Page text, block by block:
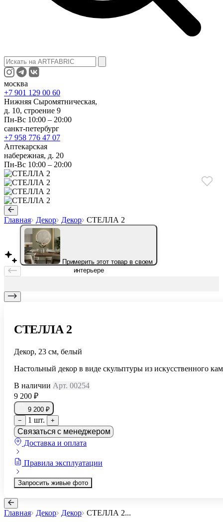
москва
+7 901 129 00 60
Нижняя Сыромятническая,
д. 10, строение 9
Пн-Вс 10:00 – 20:00
санкт-петербург
+7 958 776 47 07
Аптекарская
набережная, д. 20
Пн-Вс 10:00 – 20:00
Главная Декор Декор СТЕЛЛА 2
Примерить этот товар в своем
интерьере
СТЕЛЛА 2
Декор, 23 см, белый
Настольный декор в виде скульптуры из искусственного
В наличии Арт. 00254
9 200 ₽
9 200 ₽
−
1 шт. +
Связаться с менеджером
Доставка и оплата
Правила эксплуатации
Запросить живые фото
Главная Декор Декор СТЕЛЛА 2...